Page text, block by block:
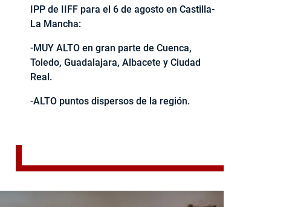
IPP de IIFF para el 6 de agosto en Castilla-
La Mancha:
-MUY ALTO en gran parte de Cuenca,
Toledo, Guadalajara, Albacete y Ciudad
Real.
-ALTO puntos dispersos de la región.